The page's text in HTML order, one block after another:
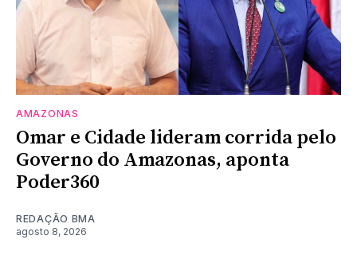
AMAZONAS
Omar e Cidade lideram corrida pelo
Governo do Amazonas, aponta
Poder360
REDAÇÃO BMA
agosto 8, 2026